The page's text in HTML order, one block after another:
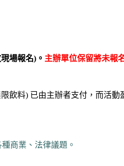
場報名)。 主辦單位保留將未報
飲料) 已由主辦者支付，而活
商業、法律議題。